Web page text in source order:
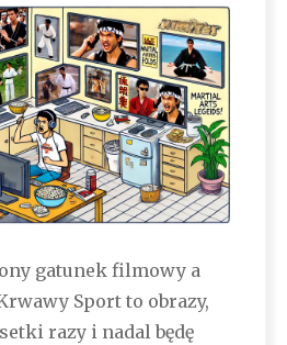
gatunek filmowy a
Sport to obrazy,
razy i nadal będę